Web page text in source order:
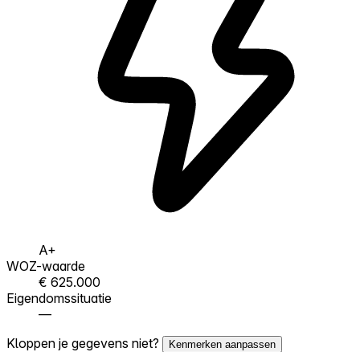
A+
WOZ-waarde
€ 625.000
Eigendomssituatie
—
Kloppen je gegevens niet?
Kenmerken aanpassen